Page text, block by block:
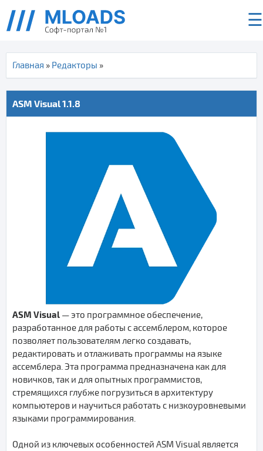
☰
Главная » Редакторы »
ASM Visual 1.1.8
ASM Visual — это программное обеспечение,
разработанное для работы с ассемблером, которое
позволяет пользователям легко создавать,
редактировать и отлаживать программы на языке
ассемблера. Эта программа предназначена как для
новичков, так и для опытных программистов,
стремящихся глубже погрузиться в архитектуру
компьютеров и научиться работать с низкоуровневыми
языками программирования.
Одной из ключевых особенностей ASM Visual является